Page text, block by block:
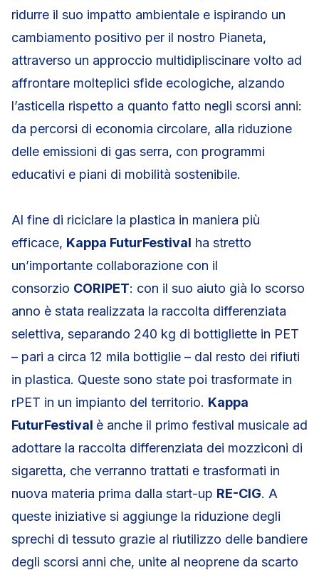
ridurre il suo impatto ambientale e ispirando un
cambiamento positivo per il nostro Pianeta,
attraverso un approccio multidipliscinare volto ad
affrontare molteplici sfide ecologiche, alzando
l’asticella rispetto a quanto fatto negli scorsi anni:
da percorsi di economia circolare, alla riduzione
delle emissioni di gas serra, con programmi
educativi e piani di mobilità sostenibile.
Al fine di riciclare la plastica in maniera più
efficace, Kappa FuturFestival ha stretto
un’importante collaborazione con il
consorzio CORIPET: con il suo aiuto già lo scorso
anno è stata realizzata la raccolta differenziata
selettiva, separando 240 kg di bottigliette in PET
– pari a circa 12 mila bottiglie – dal resto dei rifiuti
in plastica. Queste sono state poi trasformate in
rPET in un impianto del territorio. Kappa
FuturFestival è anche il primo festival musicale ad
adottare la raccolta differenziata dei mozziconi di
sigaretta, che verranno trattati e trasformati in
nuova materia prima dalla start-up RE-CIG. A
queste iniziative si aggiunge la riduzione degli
sprechi di tessuto grazie al riutilizzo delle bandiere
degli scorsi anni che, unite al neoprene da scarto